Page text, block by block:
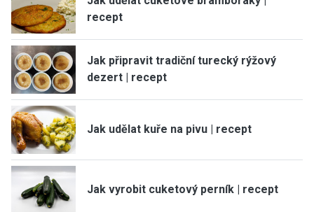
recept
Jak připravit tradiční turecký rýžový
dezert | recept
Jak udělat kuře na pivu | recept
Jak vyrobit cuketový perník | recept